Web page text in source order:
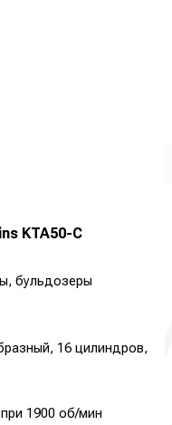
KTA50-C
бульдозеры
16 цилиндров,
1900 об/мин